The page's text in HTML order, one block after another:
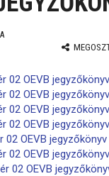
02 OEVB jegyzőkönyv
02 OEVB jegyzőkönyv
02 OEVB jegyzőkönyv
02 OEVB jegyzőkönyv
02 OEVB jegyzőkönyv
02 OEVB jegyzőkönyv
02 OEVB